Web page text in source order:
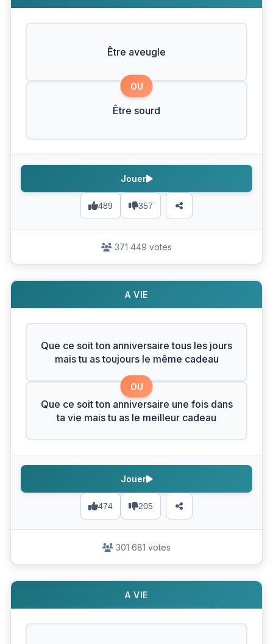
Être aveugle
OU
Être sourd
489 357
Jouer
371 449 votes
A VIE
Que ce soit ton anniversaire tous les jours
mais tu as toujours le même cadeau
OU
Que ce soit ton anniversaire une fois dans
ta vie mais tu as le meilleur cadeau
474 205
Jouer
301 681 votes
A VIE